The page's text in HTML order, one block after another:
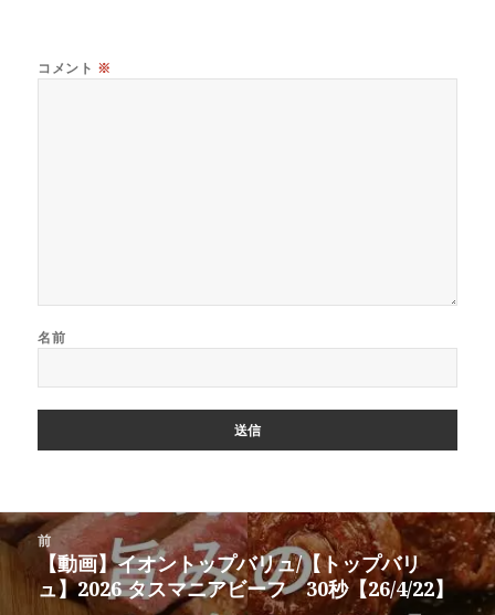
コメント ※
名前
投
稿
前
前
の
【動画】イオントップバリュ/【トップバリ
ュ】2026 タスマニアビーフ 30秒【26/4/22】